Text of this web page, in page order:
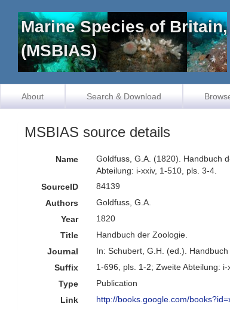
Marine Species of
(MSBIAS)
About Search & Download
MSBIAS source details
Name
Goldfuss, G.A. (1820). Handbuch
Abteilung: i-xxiv, 1-510, pls. 3-4.
SourceID
84139
Authors
Goldfuss, G.A.
Year
1820
Title
Handbuch der Zoologie.
Journal
In: Schubert, G.H. (ed.).
Suffix
1-696, pls. 1-2; Zweite Abteilung: i-
Type
Publication
Link
http://books.google.com/